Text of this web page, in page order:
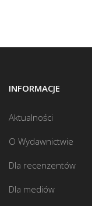
INFORMACJE
Aktualności
O Wydawnictwie
Dla recenzentów
Dla mediów